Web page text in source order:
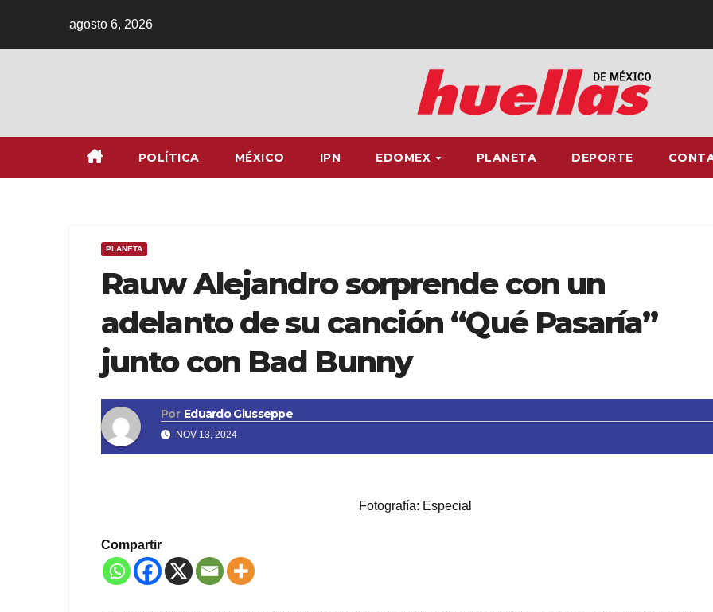
agosto 6, 2026
POLÍTICA MÉXICO IPN EDOMEX PLANETA DEPORTE
PLANETA
Rauw Alejandro sorprende con un
adelanto de su canción “Qué Pasaría”
junto con Bad Bunny
Por Eduardo Giusseppe
NOV 13, 2024
Fotografía: Especial
Compartir